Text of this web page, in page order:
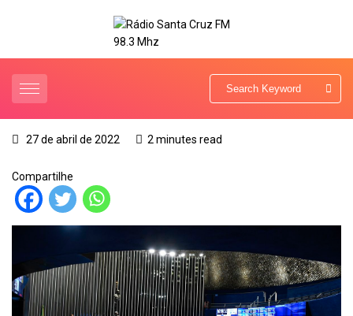
27 de abril de 2022 2 minutes read
Compartilhe